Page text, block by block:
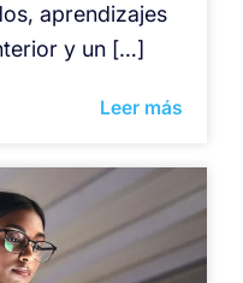
aprendizajes
y un […]
Leer más